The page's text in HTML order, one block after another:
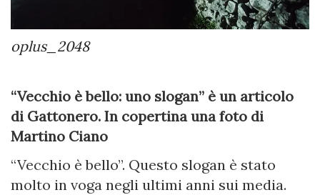
oplus_2048
“Vecchio è bello: uno slogan” è un articolo
di Gattonero. In copertina una foto di
Martino Ciano
“Vecchio è bello”. Questo slogan è stato
molto in voga negli ultimi anni sui media.